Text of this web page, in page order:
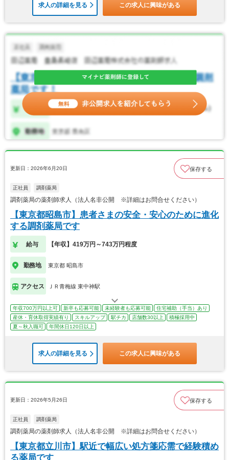
求人の詳細を見る この求人に興味がある
更新日：2026年6月20日 保存する
正社員 調剤薬局
調剤薬局の薬剤師求人（法人名非公開 ※詳細はお問合せください）
【東京都昭島市】患者さまの安全・安心のために進化
する調剤薬局です
給与 【年収】419万円～743万円程度
勤務地 東京都 昭島市
アクセス ＪＲ青梅線 東中神駅
年収700万円以上可 新卒も応募可能 未経験者も応募可能
住宅補助（手当）あり
産休・育休取得実績有り
スキルアップ 駅チカ 店舗数30以上
積極採用中
夏～秋入職可
年間休日120日以上
求人の詳細を見る この求人に興味がある
更新日：2026年5月26日 保存する
正社員 調剤薬局
調剤薬局の薬剤師求人（法人名非公開 ※詳細はお問合せください）
【東京都立川市】駅近で幅広い処方箋応需で経験積め
る薬局です